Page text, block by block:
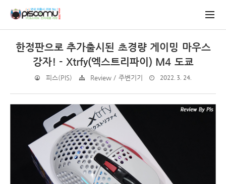
한정판으로 추가출시된 초경량 게이밍 마우스
강자! - Xtrfy(엑스트리파이) M4 도쿄
피스(PIS) Review / 주변기기 2022. 3. 24.